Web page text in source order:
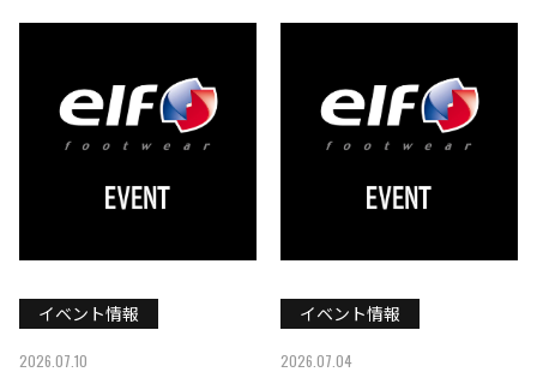
イベント情報
2026.07.10
イベント情報
2026.07.04